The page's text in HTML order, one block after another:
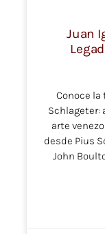
Juan
Conoce la
Schlageter:
arte
desde Pius
John